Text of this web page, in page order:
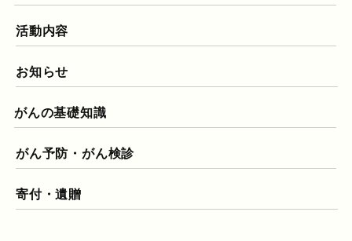
活動内容
お知らせ
がんの基礎知識
がん予防・がん検診
寄付・遺贈